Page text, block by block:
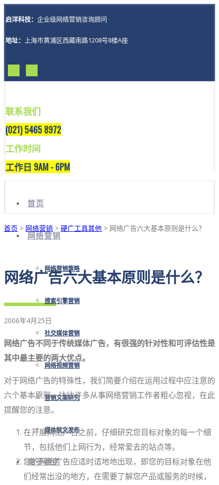
启洋科技： 企业级网络营销咨询顾问
地址： 上海市黄浦区西藏南路1208号8楼A座
联系我们
(021) 5465 8972
工作时间
工作日 9AM - 6PM
首页
网络营销
网络营销策略
搜索引擎营销
社交媒体营销
网络视频营销
营销文案研究
媒体软文发布
电子商务
首页 > 网络营销 > 硬广工具其他 > 网络广告六大基本原则是什么？
网络广告六大基本原则是什么？
2006年4月25日
网络广告不同于传统媒体广告，有很强的针对性和可评估性是
其中最主要的两大优点。
对于网络广告的特殊性，我们简要介绍在运用过程中应注意的
六个基本原则。往往许多从事网络营销工作者粗心忽视，在此
提醒您的注意。
在开展网络广告之前，仔细研究您目标对象的每一个细
节，包括他们上网行为，经常爱去的站点等。
您的网络广告应适时适地地出现，即您的目标对象在他
们经常出没的地方，在需要了解您产品或服务的时候，